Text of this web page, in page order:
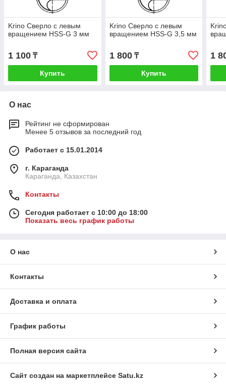
Krino Сверло с левым
вращением HSS-G 3 мм
1 100 ₸
Купить
Krino Сверло с левым
вращением HSS-G 3,5 мм
1 800₸
Купить
1
О нас
Рейтинг не сформирован
Менее 5 отзывов за последний год
Работает с 15.01.2014
г. Караганда
Караганда, Казахстан
Контакты
Сегодня работает с 10:00 до 18:00
Показать весь график работы
О нас
Контакты
Доставка и оплата
График работы
Полная версия сайта
Сайт создан на маркетплейсе Satu.kz